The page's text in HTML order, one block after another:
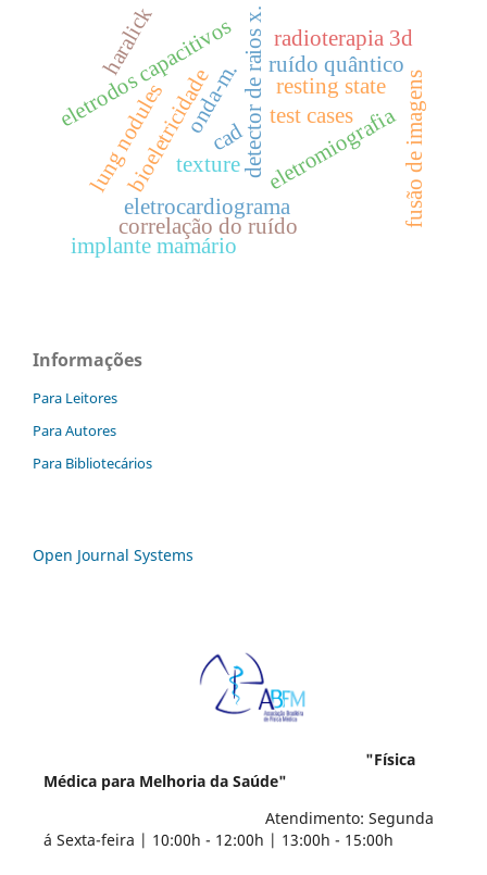
detector de raios x.
bioeletricidade
eletrocardiograma
eletrodos capacitivos ruído quântico
correlação do ruído
implante mamário
eletromiografiafusão de imagens
test cases
radioterapia 3d
onda-m.
lung nodules cad
haralick
texture
resting state
Informações
Para Leitores
Para Autores
Para Bibliotecários
Open Journal Systems
"Física
Médica para Melhoria da Saúde"
Atendimento: Segunda
á Sexta-feira | 10:00h - 12:00h | 13:00h - 15:00h